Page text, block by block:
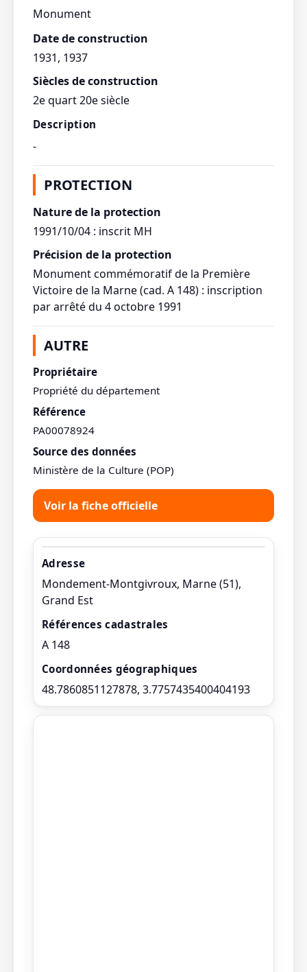
Monument
Date de construction
1931, 1937
Siècles de construction
2e quart 20e siècle
Description
-
PROTECTION
Nature de la protection
1991/10/04 : inscrit MH
Précision de la protection
Monument commémoratif de la Première
Victoire de la Marne (cad. A 148) : inscription
par arrêté du 4 octobre 1991
AUTRE
Propriétaire
Propriété du département
Référence
PA00078924
Source des données
Ministère de la Culture (POP)
Voir la fiche officielle
Adresse
Mondement-Montgivroux, Marne (51),
Grand Est
Références cadastrales
A 148
Coordonnées géographiques
48.7860851127878, 3.7757435400404193